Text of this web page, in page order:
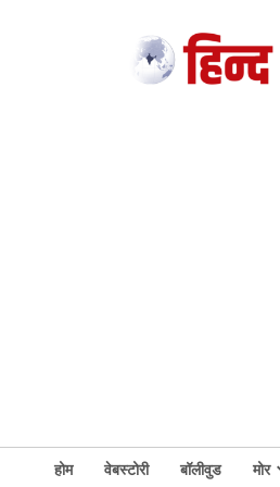
होम वेबस्टोरी बॉलीवुड मोर